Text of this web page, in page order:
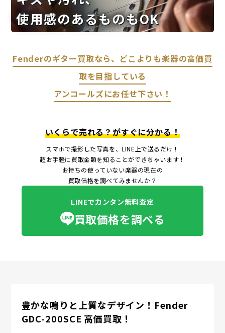
使用感のあるものもOK
Fenderのギター買取なら、どこよりも楽器の高価買
取を目指している
アンコールズにお任せ下さい！
いくらで売れる？がすぐに分かる！
スマホで撮影した写真を、LINE上で送るだけ！
超お手軽に買取金額を知ることができちゃいます！
お持ちの使っていない楽器の現在の
買取価格を調べてみませんか？
LINEでカンタン無料査定
買取価格を調べる
豊かな鳴りと上質なデザイン！Fender
GDC-200SCE 高価買取！